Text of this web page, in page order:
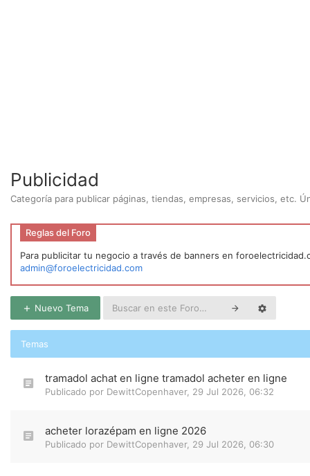
Publicidad
Categoría para publicar páginas, tiendas, empresas, servicios, etc.
Reglas del Foro
Para publicitar tu negocio a través de banners en
admin@foroelectricidad.com
Nuevo Tema
Temas
tramadol achat en ligne tramadol acheter en ligne
Publicado por DewittCopenhaver, 29 Jul 2026, 06:32
acheter lorazépam en ligne 2026
Publicado por DewittCopenhaver, 29 Jul 2026, 06:30